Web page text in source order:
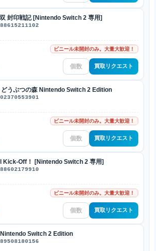
封印戦記 [Nintendo Switch 2 専用]
ビニール未開封のみ。大量大歓迎！
買取リクエスト
どうぶつの森 Nintendo Switch 2 Edition
ビニール未開封のみ。大量大歓迎！
買取リクエスト
Kick-Off！ [Nintendo Switch 2 専用]
ビニール未開封のみ。大量大歓迎！
買取リクエスト
Switch 2 Edition